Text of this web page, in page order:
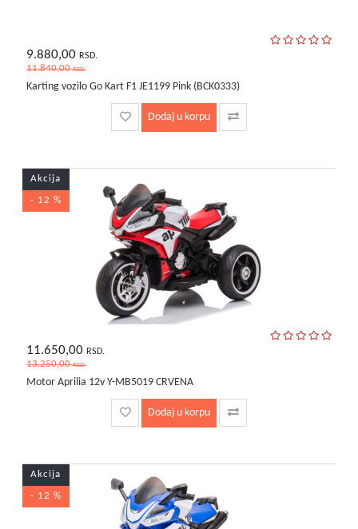
9.880,00 RSD.
11.840,00RSD.
Karting vozilo Go Kart F1 JE1199 Pink (BCK0333)
Dodaj u korpu
Akcija
- 12 %
11.650,00 RSD.
13.250,00RSD.
Motor Aprilia 12v Y-MB5019 CRVENA
Dodaj u korpu
Akcija
- 12 %